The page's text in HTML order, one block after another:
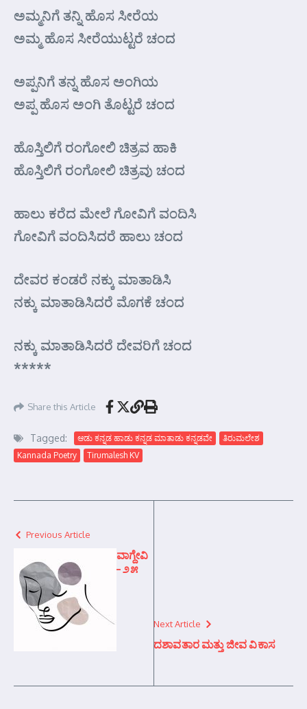
ಅಮ್ಮನಿಗೆ ತನ್ನಿ ಹೊಸ ಸೀರೆಯ
ಅಮ್ಮ ಹೊಸ ಸೀರೆಯುಟ್ಟರೆ ಚಂದ
ಅಪ್ಪನಿಗೆ ತನ್ನ ಹೊಸ ಅಂಗಿಯ
ಅಪ್ಪ ಹೊಸ ಅಂಗಿ ತೊಟ್ಟರೆ ಚಂದ
ಹೊಸ್ತಿಲಿಗೆ ರಂಗೋಲಿ ಚಿತ್ರವ ಹಾಕಿ
ಹೊಸ್ತಿಲಿಗೆ ರಂಗೋಲಿ ಚಿತ್ರವು ಚಂದ
ಹಾಲು ಕರೆದ ಮೇಲೆ ಗೋವಿಗೆ ವಂದಿಸಿ
ಗೋವಿಗೆ ವಂದಿಸಿದರೆ ಹಾಲು ಚಂದ
ದೇವರ ಕಂಡರೆ ನಕ್ಕು ಮಾತಾಡಿಸಿ
ನಕ್ಕು ಮಾತಾಡಿಸಿದರೆ ಮೊಗಕೆ ಚಂದ
ನಕ್ಕು ಮಾತಾಡಿಸಿದರೆ ದೇವರಿಗೆ ಚಂದ
*****
Share this Article
Tagged: ಆಡು ಕನ್ನಡ ಹಾಡು ಕನ್ನಡ ಮಾತಾಡು ಕನ್ನಡವೇ
ತಿರುಮಲೇಶ
Kannada Poetry
Tirumalesh KV
Previous Article
ವಾಗ್ದೇವಿ
– ೨೫
Next Article
ದಶಾವತಾರ ಮತ್ತು ಜೀವ ವಿಕಾಸ